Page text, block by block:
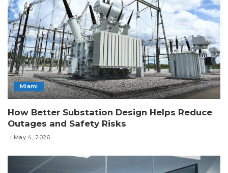
Miami
How Better Substation Design Helps Reduce
Outages and Safety Risks
May 4, 2026